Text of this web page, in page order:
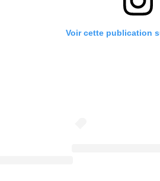
Voir cette publication